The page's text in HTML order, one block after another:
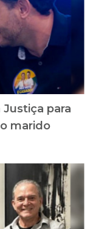
para
marido